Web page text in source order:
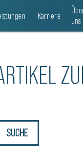
Karriere
uns
SUCHE